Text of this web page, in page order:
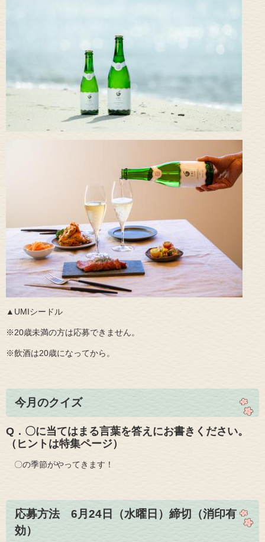
▲UMIシードル
※20歳未満の方は応募できません。
※飲酒は20歳になってから。
今月のクイズ
Q．​​〇に当てはまる言葉を答えにお書きください。
（ヒントは特集ページ）
​ 〇の季節がやってきます！
応募方法 6月24日（水曜日）締切（消印有
効）